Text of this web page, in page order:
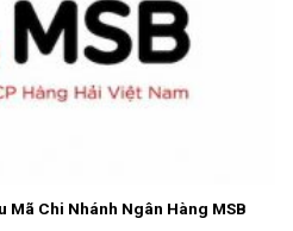
Mã Chi Nhánh Ngân Hàng MSB